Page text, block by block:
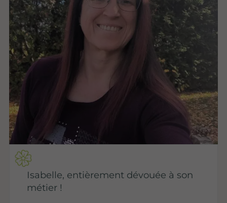
Isabelle, entièrement dévouée à son
métier !